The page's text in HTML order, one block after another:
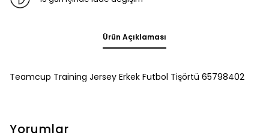
Ürün Açıklaması
Teamcup Training Jersey Erkek Futbol Tişörtü 65798402
Yorumlar